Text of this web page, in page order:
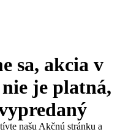
sa, akcia v
je platná,
našu Akčnú stránku a